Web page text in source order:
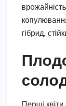
гібрид,